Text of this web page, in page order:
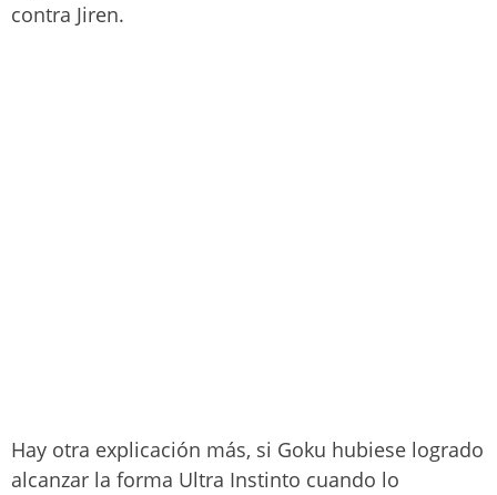
contra Jiren.
Hay otra explicación más, si Goku hubiese logrado
alcanzar la forma Ultra Instinto cuando lo